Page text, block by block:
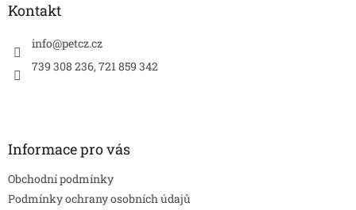
Kontakt
info@petcz.cz
739 308 236, 721 859 342
Informace pro vás
Obchodní podmínky
Podmínky ochrany osobních údajů